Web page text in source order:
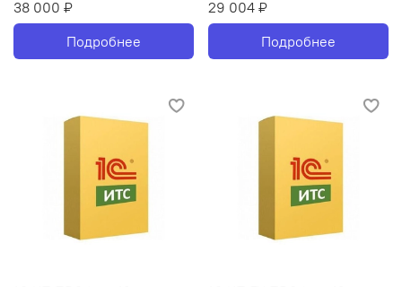
38 000 ₽
Подробнее
29 004 ₽
Подробнее